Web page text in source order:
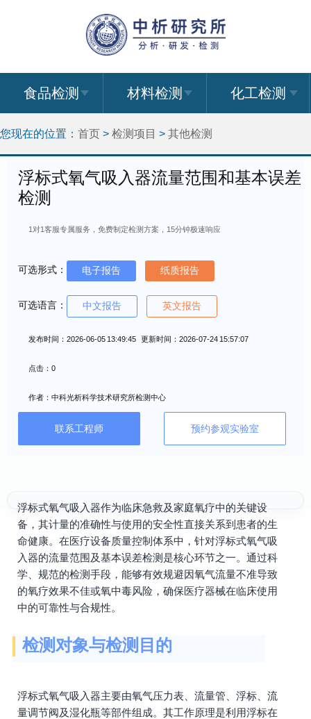
食品检测 材料检测 化工检测
您现在的位置： 首页 > 检测项目 > 其他检测
浮标式氧气吸入器流量范围和基本误差
检测
1对1客服专属服务，免费制定检测方案，15分钟极速响应
可选形式： 电子报告 纸质报告
可选语言： 中文报告 英文报告
发布时间：2026-06-05 13:49:45 更新时间：2026-07-24 15:57:07
点击：0
作者：中科光析科学技术研究所检测中心
联系工程师 预约参观实验室
浮标式氧气吸入器作为临床急救及家庭氧疗中的关键设
备，其计量的准确性与使用的安全性直接关系到患者的生
命健康。在医疗设备质量控制体系中，针对浮标式氧气吸
入器的流量范围及基本误差检测是核心环节之一。通过科
学、规范的检测手段，能够有效规避因氧气流量不准导致
的氧疗效果不佳或氧中毒风险，确保医疗器械在临床使用
中的可靠性与合规性。
检测对象与检测目的
浮标式氧气吸入器主要由氧气压力表、流量管、浮标、流
量调节阀及湿化瓶等部件组成。其工作原理是利用浮标在